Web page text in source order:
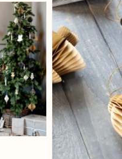
View larger image